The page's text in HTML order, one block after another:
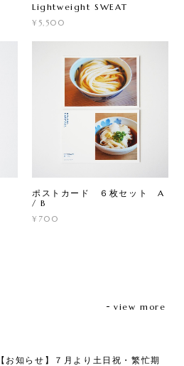
Lightweight SWEAT
¥5,500
ポストカード ６枚セット A
/ B
¥700
view more
【お知らせ】７月より土日祝・繁忙期